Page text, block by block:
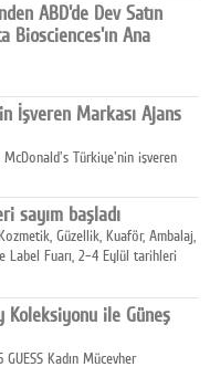
ABD'de Dev Satın
Biosciences'ın Ana
taşıyan satın alma hamlesini
İşveren Markası Ajans
Türkiye'nin işveren
sayım başladı
Güzellik, Kuaför, Ambalaj,
Label Fuarı, 2–4 Eylül tarihleri
Koleksiyonu ile Güneş
GUESS Kadın Mücevher